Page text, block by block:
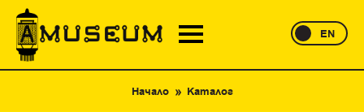
EN
Начало Каталог